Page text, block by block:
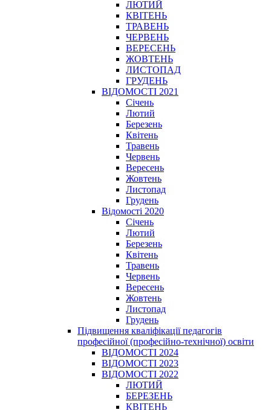
ЛЮТИЙ
КВІТЕНЬ
ТРАВЕНЬ
ЧЕРВЕНЬ
ВЕРЕСЕНЬ
ЖОВТЕНЬ
ЛИСТОПАД
ГРУДЕНЬ
ВІДОМОСТІ 2021
Січень
Лютий
Березень
Квітень
Травень
Червень
Вересень
Жовтень
Листопад
Грудень
Відомості 2020
Січень
Лютий
Березень
Квітень
Травень
Червень
Вересень
Жовтень
Листопад
Грудень
Підвищення кваліфікації педагогів
професійної (професійно-технічної) освіти
ВІДОМОСТІ 2024
ВІДОМОСТІ 2023
ВІДОМОСТІ 2022
ЛЮТИЙ
БЕРЕЗЕНЬ
КВІТЕНЬ